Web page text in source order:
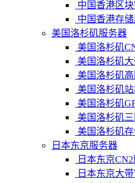
中国香港区
中国香港存
美国洛杉矶服务器
美国洛杉矶
美国洛杉矶
美国洛杉矶
美国洛杉矶
美国洛杉矶
美国洛杉矶
美国洛杉矶
日本东京服务器
日本东京
日本东京大